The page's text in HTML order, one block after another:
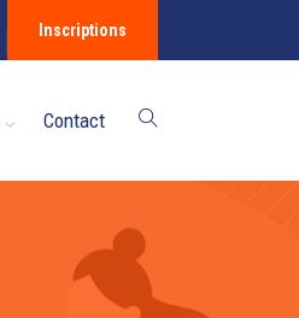
Inscriptions
Contact